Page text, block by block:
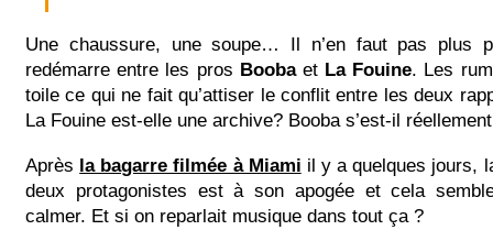
Une chaussure, une soupe… Il n’en faut pas plus
redémarre entre les pros Boobaet La Fouine. Les
toile ce qui ne fait qu’attiser le conflit entre les deux
La Fouine est-elle une archive? Booba s’est-il
Après la bagarre filmée à Miami il y a quelques jours,
deux protagonistes est à son apogée et cela
calmer. Et si on reparlait musique dans tout ça ?